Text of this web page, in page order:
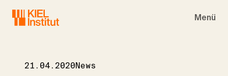
Menü
21.04.2020News